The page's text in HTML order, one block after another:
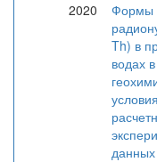
2020
Формы
Th) в
водах
данных